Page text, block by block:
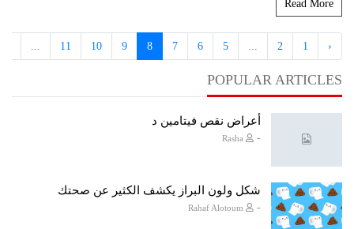
Read More
‹
1
2
...
5
6
7
8
9
10
11
...
POPULAR ARTICLES
أعراض نقص فيتامين د
-
شكل ولون البراز يكشف الكثير عن صحتك
-